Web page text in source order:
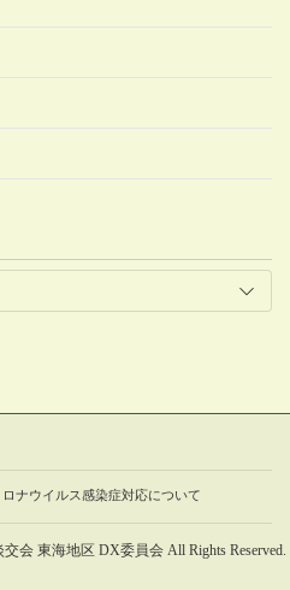
ロナウイルス感染症対応について
会 東海地区 DX委員会 All Rights Reserved.